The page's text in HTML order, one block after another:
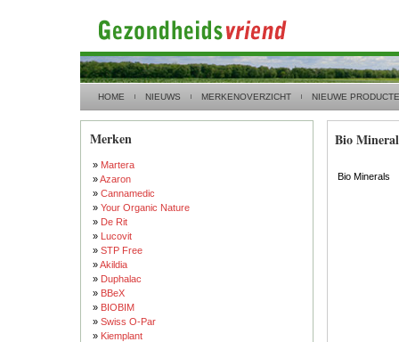
HOME NIEUWS MERKENOVERZICHT NIEUWE
Merken
» Martera
»Azaron
» Cannamedic
» Your Organic Nature
» De Rit
» Lucovit
» STP Free
»Akildia
» Duphalac
» BBeX
» BIOBIM
» Swiss O-Par
» Kiemplant
Bio
Bio Minerals